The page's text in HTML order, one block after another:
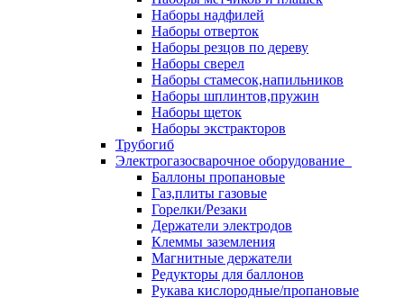
Наборы надфилей
Наборы отверток
Наборы резцов по дереву
Наборы сверел
Наборы стамесок,напильников
Наборы шплинтов,пружин
Наборы щеток
Наборы экстракторов
Трубогиб
Электрогазосварочное оборудование
Баллоны пропановые
Газ,плиты газовые
Горелки/Резаки
Держатели электродов
Клеммы заземления
Магнитные держатели
Редукторы для баллонов
Рукава кислородные/пропановые